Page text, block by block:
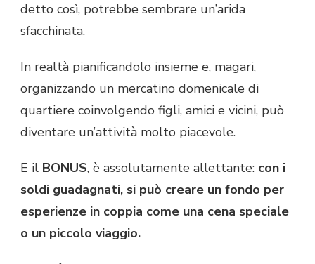
detto così, potrebbe sembrare un’arida
sfacchinata.
In realtà pianificandolo insieme e, magari,
organizzando un mercatino domenicale di
quartiere coinvolgendo figli, amici e vicini, può
diventare un’attività molto piacevole.
E il BONUS, è assolutamente allettante: con i
soldi guadagnati, si può creare un fondo per
esperienze in coppia come una cena speciale
o un piccolo viaggio.